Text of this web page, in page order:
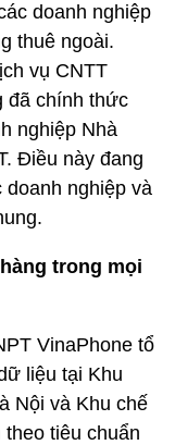
doanh nghiệp
thuê ngoài.
vụ CNTT
đã chính thức
nghiệp Nhà
Điều này đang
nghiệp và
trong mọi
VinaPhone tổ
liệu tại Khu
Nội và Khu chế
tiêu chuẩn